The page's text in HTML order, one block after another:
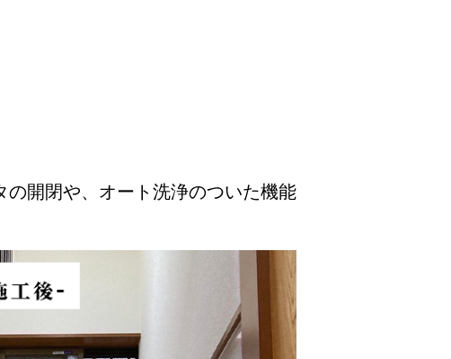
開閉や、オート洗浄のついた機能